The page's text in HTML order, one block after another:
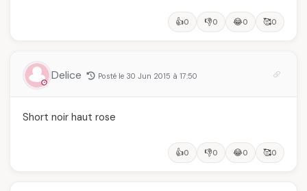
👍0 👎0 😂0 🥰0
Delice Posté le 30 Jun 2015 à 17:50
Short noir haut rose
👍0 👎0 😂0 🥰0